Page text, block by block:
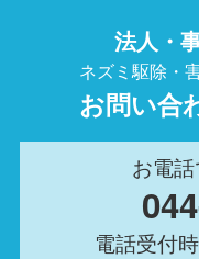
法人・
ネズミ駆除・
お問い合
お電
電話受付